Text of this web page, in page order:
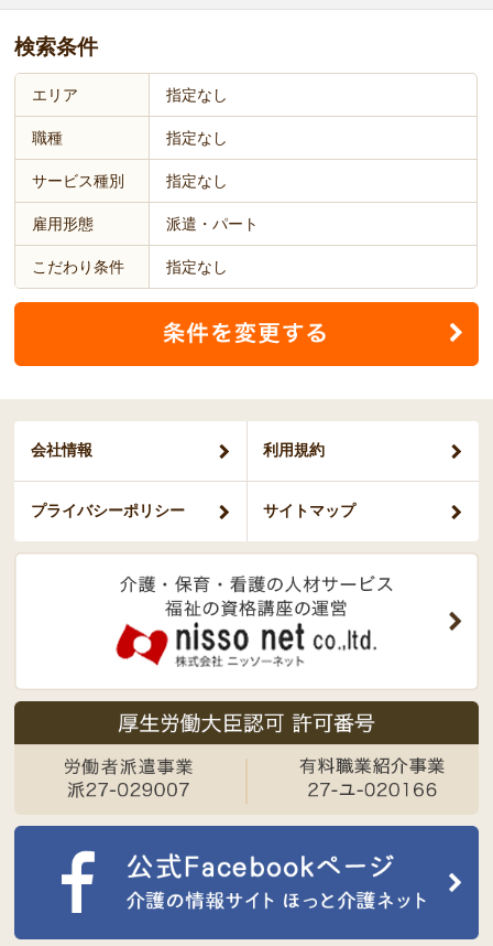
検索条件
エリア 指定なし
職種 指定なし
サービス種別 指定なし
雇用形態 派遣・パート
こだわり条件 指定なし
会社情報 利用規約
プライバシーポリシー サイトマップ